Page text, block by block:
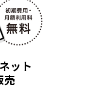
ット
売